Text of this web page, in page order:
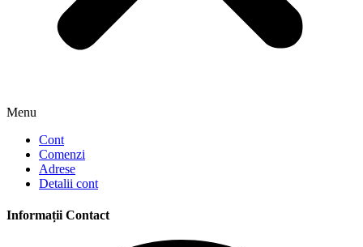
Menu
Cont
Comenzi
Adrese
Detalii cont
Informații Contact